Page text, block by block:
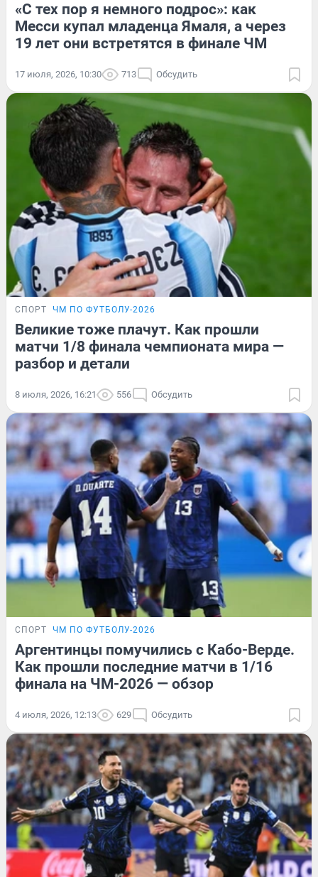
«С тех пор я немного подрос»: как
Месси купал младенца Ямаля, а через
19 лет они встретятся в финале ЧМ
17 июля, 2026, 10:30 713 Обсудить
СПОРТ ЧМ ПО ФУТБОЛУ-2026
Великие тоже плачут. Как прошли
матчи 1/8 финала чемпионата мира —
разбор и детали
8 июля, 2026, 16:21 556 Обсудить
СПОРТ ЧМ ПО ФУТБОЛУ-2026
Аргентинцы помучились с Кабо-Верде.
Как прошли последние матчи в 1/16
финала на ЧМ-2026 — обзор
4 июля, 2026, 12:13 629 Обсудить